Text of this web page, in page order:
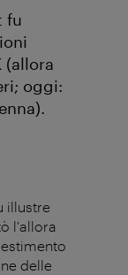
fu
(allora
oggi:
illustre
l'allora
delle